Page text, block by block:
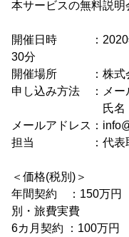
本サービスの無料説明
開催日時 ：2020年
30分
開催場所 ：株式
申し込み方法 ：メー
氏名・法人名
メールアドレス：
担当 ：代表取
＜価格(税別)＞
年間契約 ：150万
別・旅費実費
6カ月契約 ：100万